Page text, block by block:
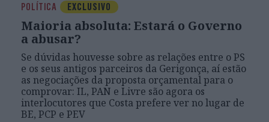
POLÍTICA EXCLUSIVO
Maioria absoluta: Estará o Governo
a abusar?
Se dúvidas houvesse sobre as relações entre o PS
e os seus antigos parceiros da Gerigonça, aí estão
as negociações da proposta orçamental para o
comprovar: IL, PAN e Livre são agora os
interlocutores que Costa prefere ver no lugar de
BE, PCP e PEV